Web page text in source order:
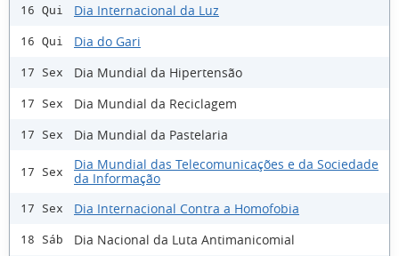
16 Qui Dia Internacional da Luz
16 Qui Dia do Gari
17 Sex Dia Mundial da Hipertensão
17 Sex Dia Mundial da Reciclagem
17 Sex Dia Mundial da Pastelaria
17 Sex
Dia Mundial das Telecomunicações e da Sociedade
da Informação
17 Sex Dia Internacional Contra a Homofobia
18 Sáb Dia Nacional da Luta Antimanicomial